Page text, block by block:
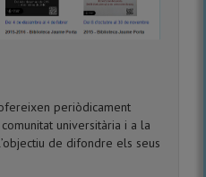
periòdicament
universitària i a la
de difondre els seus